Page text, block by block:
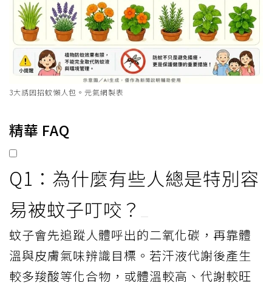
3大誘因招蚊懶人包。元氣網製表
精華 FAQ
Q1：為什麼有些人總是特別容
易被蚊子叮咬？
蚊子會先追蹤人體呼出的二氧化碳，再靠體
溫與皮膚氣味辨識目標。若汗液代謝後產生
較多羧酸等化合物，或體溫較高、代謝較旺